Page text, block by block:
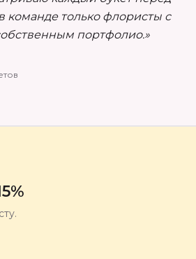
команде только флористы с
портфолио.»